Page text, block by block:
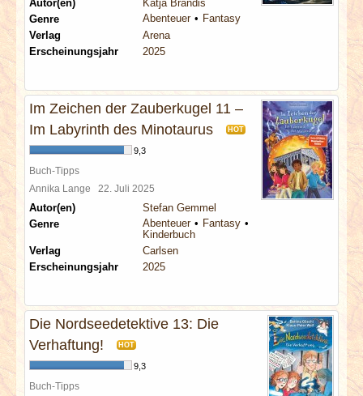
Autor(en)
Katja Brandis
Genre
Abenteuer
Fantasy
Verlag
Arena
Erscheinungsjahr
2025
Im Zeichen der Zauberkugel 11 –
Im Labyrinth des Minotaurus
HOT
9,3
Buch-Tipps
Annika Lange 22. Juli 2025
Autor(en)
Stefan Gemmel
Genre
Abenteuer
Fantasy
Kinderbuch
Verlag
Carlsen
Erscheinungsjahr
2025
Die Nordseedetektive 13: Die
Verhaftung!
HOT
9,3
Buch-Tipps